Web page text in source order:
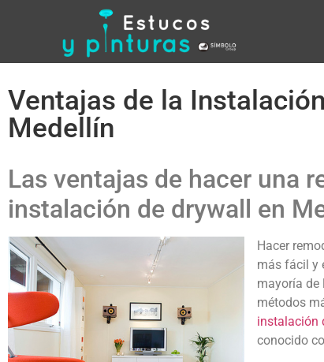
Ventajas de la
Medellín
Las ventajas de hacer una
instalación de drywall en
Hacer
más fácil y
mayoría de
métodos
instalación
conocido